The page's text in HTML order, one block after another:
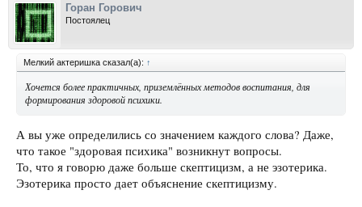
Горан Горович
Постоялец
Мелкий актеришка сказал(а): ↑
Хочется более практичных, приземлённых методов воспитания, для
формирования здоровой психики.
А вы уже определились со значением каждого слова? Даже,
что такое "здоровая психика" возникнут вопросы.
То, что я говорю даже больше скептицизм, а не эзотерика.
Эзотерика просто дает объяснение скептицизму.